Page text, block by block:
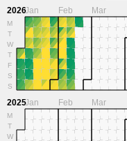
2026
M
T
W
T
F
S
S
Jan Feb Mar
2025
M
T
W
Jan Feb Mar